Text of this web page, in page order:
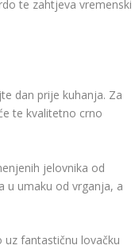
te zahtjeva vremenski
dan prije kuhanja. Za
te kvalitetno crno
jelovnika od
u umaku od vrganja, a
uz fantastičnu lovačku